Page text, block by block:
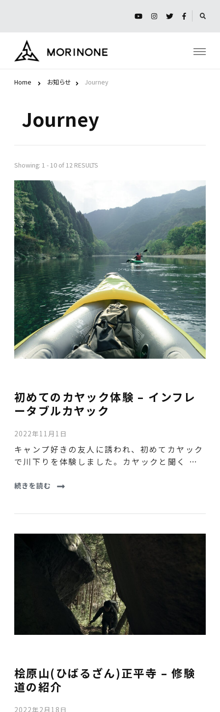
Home お知らせ Journey
Journey
Showing: 1 - 10 of 12 RESULTS
初めてのカヤック体験 – インフレ
ータブルカヤック
2022年11月1日
キャンプ好きの友人に誘われ、初めてカヤック
で川下りを体験しました。カヤックと聞く …
続きを読む
桧原山(ひばるざん)正平寺 – 修験
道の紹介
2022年2月18日